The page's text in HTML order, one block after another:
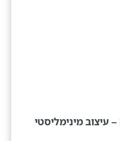
בריכה אקרילית PL450 – עיצוב מינימליסטי